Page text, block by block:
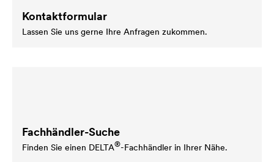
Kontaktformular
Lassen Sie uns gerne Ihre Anfragen zukommen.
Fachhändler-Suche
Finden Sie einen DELTA®-Fachhändler in Ihrer Nähe.